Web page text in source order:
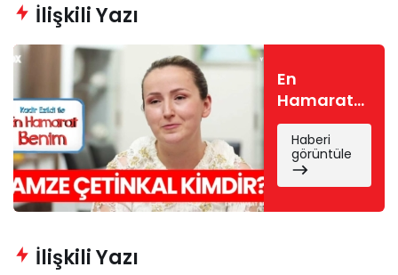
İlişkili Yazı
En
Hamarat
Benim
Gamze
kimdir?
Gamze
Çetinkal
Haberi
görüntüle
İlişkili Yazı